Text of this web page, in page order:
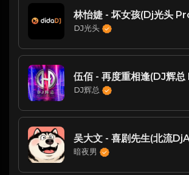
DJ光头
DJ辉总
暗夜男